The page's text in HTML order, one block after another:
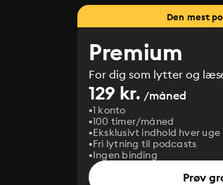
Den mest
Premium
For dig som lytter og
129 kr. /måned
1 konto
100 timer/måned
Eksklusivt indhold hver uge
Fri lytning til podcasts
Ingen binding
Prøv